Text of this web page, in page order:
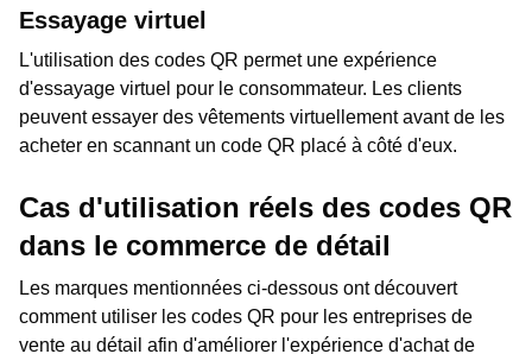
Essayage virtuel
L'utilisation des codes QR permet une expérience
d'essayage virtuel pour le consommateur. Les clients
peuvent essayer des vêtements virtuellement avant de les
acheter en scannant un code QR placé à côté d'eux.
Cas d'utilisation réels des codes QR
dans le commerce de détail
Les marques mentionnées ci-dessous ont découvert
comment utiliser les codes QR pour les entreprises de
vente au détail afin d'améliorer l'expérience d'achat de